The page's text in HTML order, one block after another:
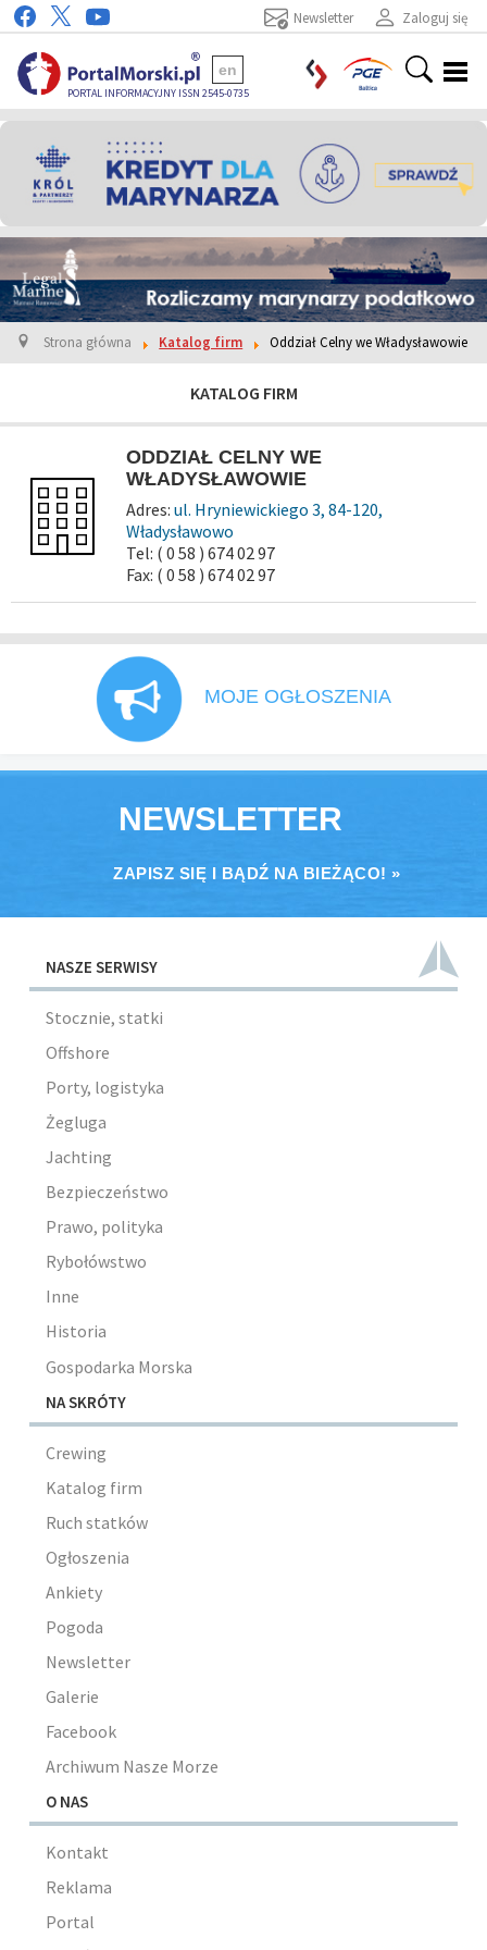
Zaloguj się
Newsletter
PORTAL INFORMACYJNY ISSN 2545-0735
en
Strona główna Katalog firm Oddział Celny we Władysławowie
KATALOG FIRM
ODDZIAŁ CELNY WE
WŁADYSŁAWOWIE
Adres: ul. Hryniewickiego 3, 84-120,
Władysławowo
Tel: ( 0 58 ) 674 02 97
Fax: ( 0 58 ) 674 02 97
MOJE OGŁOSZENIA
NEWSLETTER
ZAPISZ SIĘ I BĄDŹ NA BIEŻĄCO! »
NASZE SERWISY
Stocznie, statki
Offshore
Porty, logistyka
Żegluga
Jachting
Bezpieczeństwo
Prawo, polityka
Rybołówstwo
Inne
Historia
Gospodarka Morska
NA SKRÓTY
Crewing
Katalog firm
Ruch statków
Ogłoszenia
Ankiety
Pogoda
Newsletter
Galerie
Facebook
Archiwum Nasze Morze
O NAS
Kontakt
Reklama
Portal